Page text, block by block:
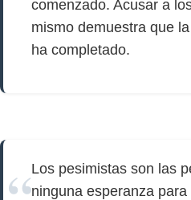
comenzado. Acusar a
mismo demuestra que
ha completado.
Los pesimistas son las
ninguna esperanza